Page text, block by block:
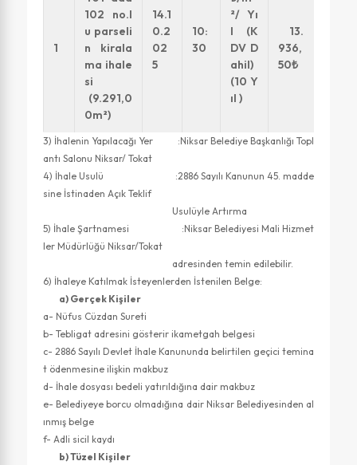
1
102 no.l
u parseli
n kirala
ma ihale
si
(9.291,0
0m²)
14.1
0.2
02
5
10:
30
²/ Yı
l (K
DV D
ahil)
(10 Y
ıl )
13.
936,
50₺
3) İhalenin Yapılacağı Yer :Niksar Belediye Başkanlığı Topl
antı Salonu Niksar/ Tokat
4) İhale Usulü :2886 Sayılı Kanunun 45. madde
sine İstinaden Açık Teklif
Usulüyle Artırma
5) İhale Şartnamesi :Niksar Belediyesi Mali Hizmet
ler Müdürlüğü Niksar/Tokat
adresinden temin edilebilir.
6) İhaleye Katılmak İsteyenlerden İstenilen Belge:
a) Gerçek Kişiler
a- Nüfus Cüzdan Sureti
b- Tebligat adresini gösterir ikametgah belgesi
c- 2886 Sayılı Devlet İhale Kanununda belirtilen geçici temina
t ödenmesine ilişkin makbuz
d- İhale dosyası bedeli yatırıldığına dair makbuz
e- Belediyeye borcu olmadığına dair Niksar Belediyesinden al
ınmış belge
f- Adli sicil kaydı
b) Tüzel Kişiler